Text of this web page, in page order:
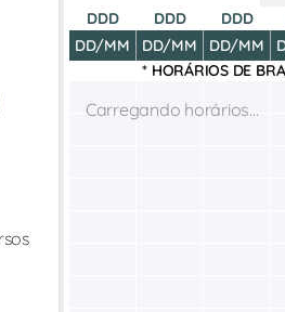
DDD
DD/MM
DDD
DD/MM
DDD
DD/MM
* HORÁRIOS DE
Carregando horários...